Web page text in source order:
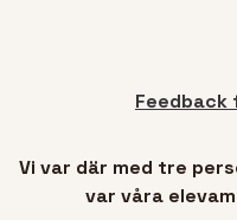
Vi var där med tre
var våra